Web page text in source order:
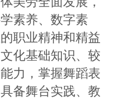
素养、数字素
职业精神和精益
化基础知识、较
力， 掌握舞蹈表
备舞台实践、教